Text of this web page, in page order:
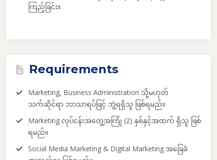
ကြည့်ခြင်း။
Requirements
Marketing, Business Administration သို့မဟုတ်
သက်ဆိုင်ရာ ဘာသာရပ်ဖြင့် ဘွဲ့ရရှိသူ ဖြစ်ရမည်။
Marketing လုပ်ငန်းအတွေ့အကြုံ (2) နှစ်နှင့်အထက် ရှိသူ ဖြစ်
ရမည်။
Social Media Marketing & Digital Marketing အခြေခံ